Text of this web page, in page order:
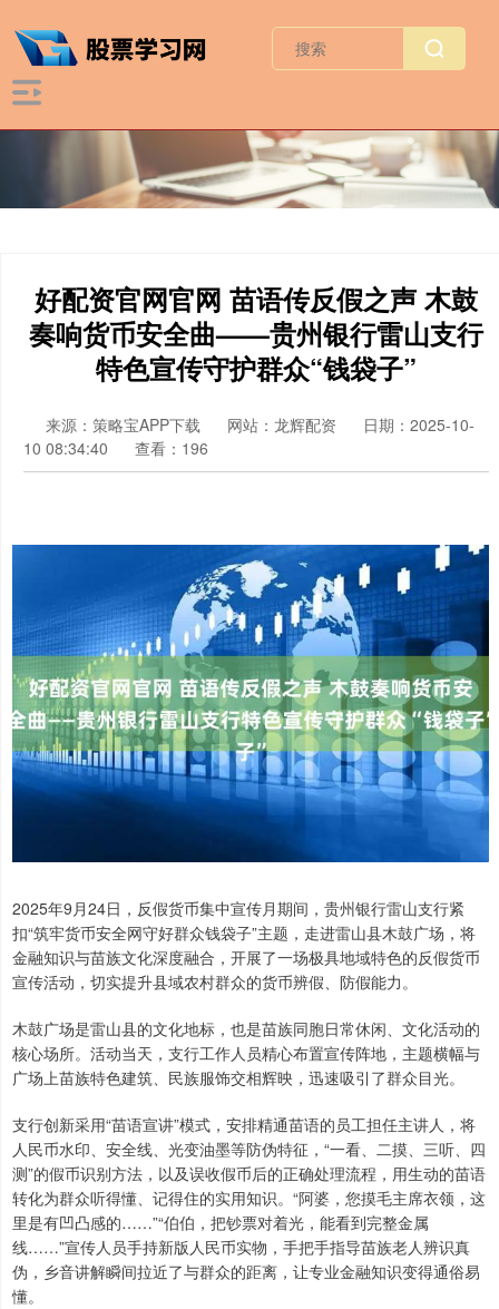
好配资官网官网 苗语传反假之声 木鼓
奏响货币安全曲——贵州银行雷山支行
特色宣传守护群众“钱袋子”
来源：策略宝APP下载 网站：龙辉配资
日期：2025-10-
10 08:34:40
查看：196
2025年9月24日，反假货币集中宣传月期间，贵州银行雷山支行紧
扣“筑牢货币安全网守好群众钱袋子”主题，走进雷山县木鼓广场，将
金融知识与苗族文化深度融合，开展了一场极具地域特色的反假货币
宣传活动，切实提升县域农村群众的货币辨假、防假能力。
木鼓广场是雷山县的文化地标，也是苗族同胞日常休闲、文化活动的
核心场所。活动当天，支行工作人员精心布置宣传阵地，主题横幅与
广场上苗族特色建筑、民族服饰交相辉映，迅速吸引了群众目光。
支行创新采用“苗语宣讲”模式，安排精通苗语的员工担任主讲人，将
人民币水印、安全线、光变油墨等防伪特征，“一看、二摸、三听、四
测”的假币识别方法，以及误收假币后的正确处理流程，用生动的苗语
转化为群众听得懂、记得住的实用知识。“阿婆，您摸毛主席衣领，这
里是有凹凸感的……”“伯伯，把钞票对着光，能看到完整金属
线……”宣传人员手持新版人民币实物，手把手指导苗族老人辨识真
伪，乡音讲解瞬间拉近了与群众的距离，让专业金融知识变得通俗易
懂。